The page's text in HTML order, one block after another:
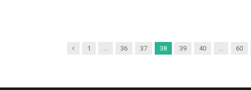
Anterior
1 … 36 37 38 39 40 … 60